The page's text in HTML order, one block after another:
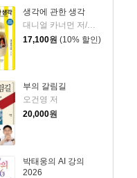
생각에 관한 생각
17,100원 (10% 할인)
부의 갈림길
오건영 저
20,000원
박태웅의 AI 강의
2026